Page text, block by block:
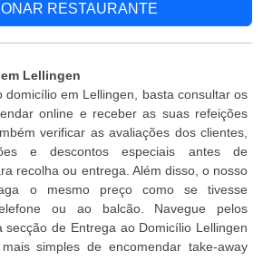
RESTAURANTE
Lellingen
domicílio em Lellingen, basta consultar os
online e receber as suas refeições
verificar as avaliações dos clientes,
e descontos especiais antes de
recolha ou entrega. Além disso, o nosso
o mesmo preço como se tivesse
ou ao balcão. Navegue pelos
secção de Entrega ao Domicílio Lellingen
simples de encomendar take-away